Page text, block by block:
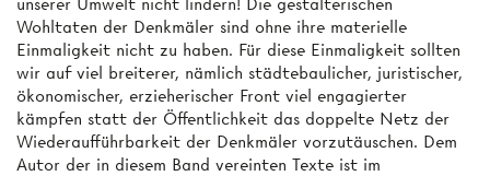
unserer Umwelt nicht lindern! Die gestalterischen
Wohltaten der Denkmäler sind ohne ihre materielle
Einmaligkeit nicht zu haben. Für diese Einmaligkeit sollten
wir auf viel breiterer, nämlich städtebaulicher, juristischer,
ökonomischer, erzieherischer Front viel engagierter
kämpfen statt der Öffentlichkeit das doppelte Netz der
Wiederaufführbarkeit der Denkmäler vorzutäuschen. Dem
Autor der in diesem Band vereinten Texte ist im